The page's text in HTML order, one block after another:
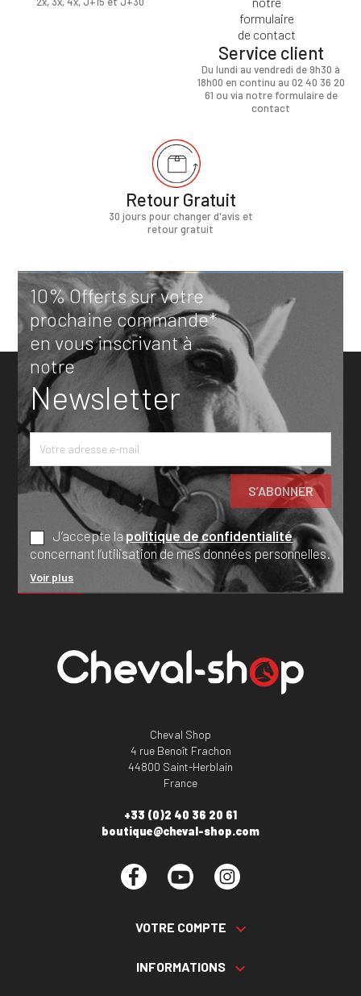
Service client
Du lundi au vendredi de 9h30 à
18h00 en continu au 02 40 36 20
61 ou via notre formulaire de
contact
Retour Gratuit
30 jours pour changer d'avis et
retour gratuit
10% Offerts sur votre
prochaine commande*
en vous inscrivant à
notre
Newsletter
J’accepte lapolitique de confidentialité
concernant l’utilisation de mes données personnelles.
Voir plus
Cheval Shop
4 rue Benoît Frachon
44800 Saint-Herblain
France
+33 (0)2 40 36 20 61
boutique@cheval-shop.com
Facebook YouTube
VOTRE COMPTE 
INFORMATIONS 